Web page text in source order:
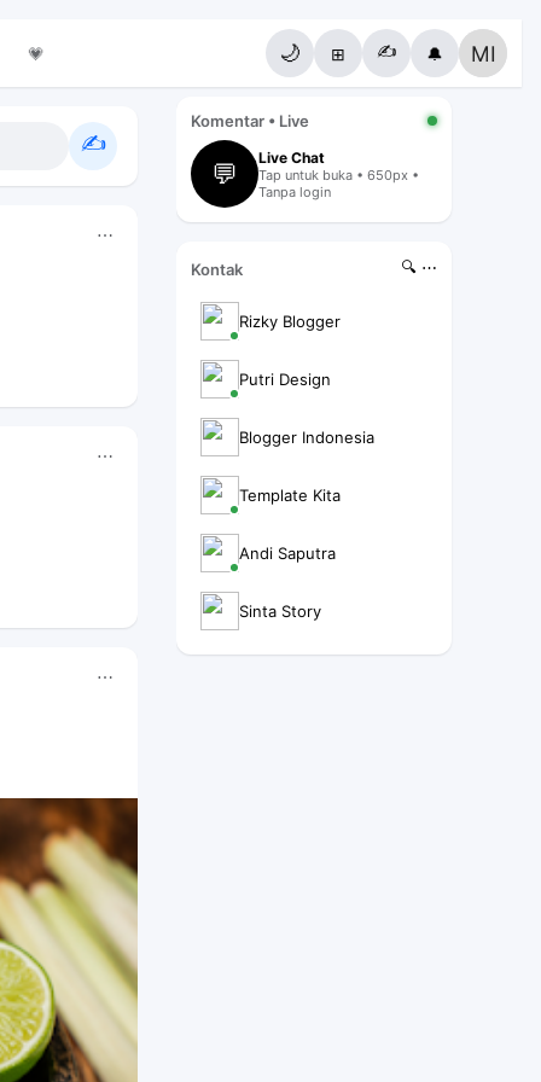
💗 🌙 ⊞ ✍️ 🔔
✍️
⋯
⋯
⋯
Komentar • Live
💬
Live Chat
Tap untuk buka • 650px •
Tanpa login
Kontak 🔍 ⋯
Rizky Blogger
Putri Design
Blogger Indonesia
Template Kita
Andi Saputra
Sinta Story